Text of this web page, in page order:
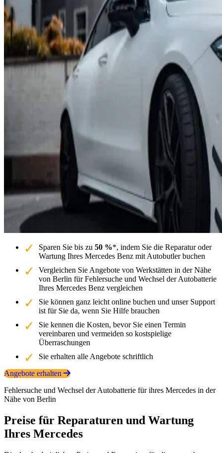
Sparen Sie bis zu 50 %*, indem Sie die Reparatur oder
Wartung Ihres Mercedes Benz mit Autobutler buchen
Vergleichen Sie Angebote von Werkstätten in der Nähe
von Berlin für Fehlersuche und Wechsel der Autobatterie
Ihres Mercedes Benz vergleichen
Sie können ganz leicht online buchen und unser Support
ist für Sie da, wenn Sie Hilfe brauchen
Sie kennen die Kosten, bevor Sie einen Termin
vereinbaren und vermeiden so kostspielige
Überraschungen
Sie erhalten alle Angebote schriftlich
Angebote erhalten
Fehlersuche und Wechsel der Autobatterie für ihres Mercedes in der
Nähe von Berlin
Preise für Reparaturen und Wartung
Ihres Mercedes